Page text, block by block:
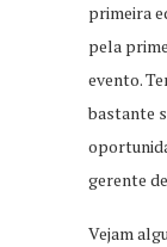
primeira
pela
evento.
bastante
gerente
Vejam